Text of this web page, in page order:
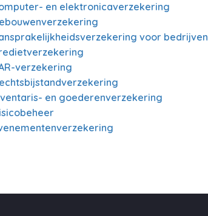
en elektronicaverzekering
voor bedrijven
verzekering
en goederenverzekering